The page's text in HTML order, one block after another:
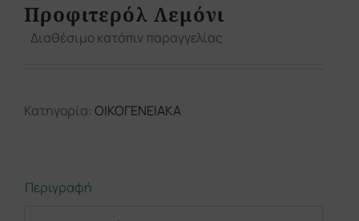
Προφιτερόλ Λεμόνι
Διαθέσιμο κατόπιν παραγγελίας
Κατηγορία: ΟΙΚΟΓΕΝΕΙΑΚΑ
Περιγραφή